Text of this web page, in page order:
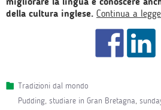
della cultura inglese. Continua a
Tradizioni dal mondo
pudding, studiare in Gran Bretagna,